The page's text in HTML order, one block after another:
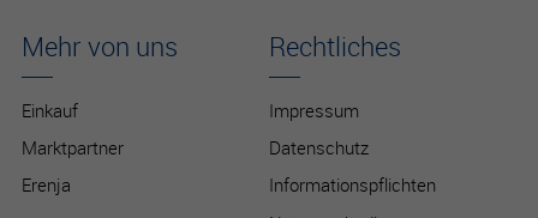
Mehr von uns
Einkauf
Marktpartner
Erenja
Rechtliches
Impressum
Datenschutz
Informationspflichten